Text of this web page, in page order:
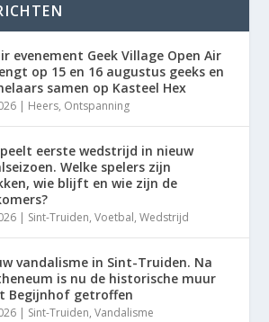
evenement Geek Village Open Air
op 15 en 16 augustus geeks en
samen op Kasteel Hex
| Heers, Ontspanning
eerste wedstrijd in nieuw
Welke spelers zijn
wie blijft en wie zijn de
| Sint-Truiden,Voetbal,Wedstrijd
vandalisme in Sint-Truiden. Na
is nu de historische muur
Begijnhof getroffen
| Sint-Truiden,Vandalisme